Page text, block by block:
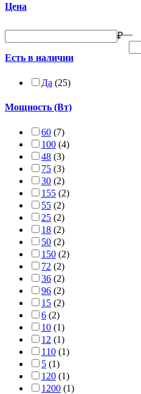
Цена
₽—
Есть в наличии
Да (25)
Мощность (Вт)
60 (7)
100 (4)
48 (3)
75 (3)
30 (2)
155 (2)
55 (2)
25 (2)
18 (2)
50 (2)
150 (2)
72 (2)
36 (2)
96 (2)
15 (2)
6 (2)
10 (1)
12 (1)
110 (1)
5 (1)
120 (1)
1200 (1)